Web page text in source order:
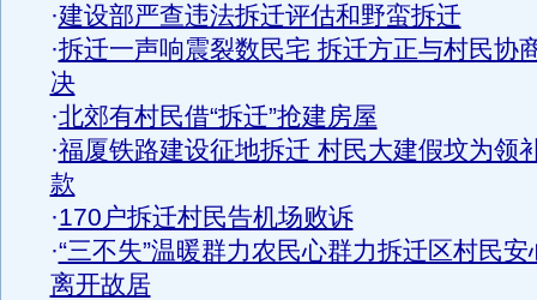
·建设部严查违法拆迁评估和野蛮拆迁
·拆迁一声响震裂数民宅 拆迁方正与村民协
决
·北郊有村民借“拆迁”抢建房屋
·福厦铁路建设征地拆迁 村民大建假坟为领
款
·170户拆迁村民告机场败诉
·“三不失”温暖群力农民心群力拆迁区村民安
离开故居